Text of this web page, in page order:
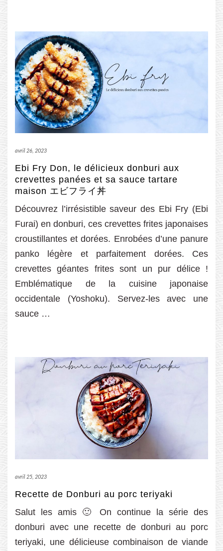
avril 26, 2023
Ebi Fry Don, le délicieux donburi aux
crevettes panées et sa sauce tartare
maison エビフライ丼
Découvrez l’irrésistible saveur des Ebi Fry (Ebi
Furai) en donburi, ces crevettes frites japonaises
croustillantes et dorées. Enrobées d’une panure
panko légère et parfaitement dorées. Ces
crevettes géantes frites sont un pur délice !
Emblématique de la cuisine japonaise
occidentale (Yoshoku). Servez-les avec une
sauce …
avril 25, 2023
Recette de Donburi au porc teriyaki
Salut les amis 🙂 On continue la série des
donburi avec une recette de donburi au porc
teriyaki, une délicieuse combinaison de viande